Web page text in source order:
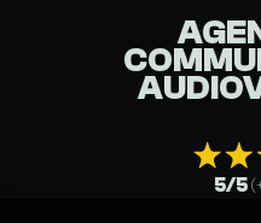
5/5